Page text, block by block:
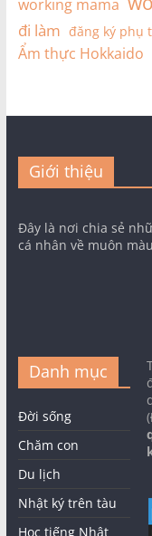
working mama
đi làm đăng ký phụ
Ẩm thực Hokkaido
Giới thiệu
Đây là nơi chia sẻ
cá nhân về muôn
Danh mục
Đời sống
Chăm con
Du lịch
Nhật ký trên tàu
Học tiếng Nhật
(